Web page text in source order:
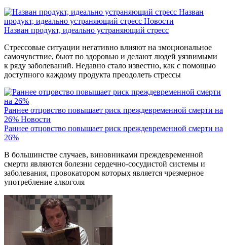
Назван
продукт, идеально устраняющий стресс Новости
Назван продукт, идеально устраняющий стресс
Стрессовые ситуации негативно влияют на эмоциональное
самочувствие, бьют по здоровью и делают людей уязвимыми
к ряду заболеваний. Недавно стало известно, как с помощью
доступного каждому продукта преодолеть стрессы
Раннее отцовство повышает риск преждевременной смерти на
26% Новости
Раннее отцовство повышает риск преждевременной смерти на
26%
В большинстве случаев, виновниками преждевременной
смерти являются болезни сердечно-сосудистой системы и
заболевания, провокатором которых является чрезмерное
употребление алкоголя